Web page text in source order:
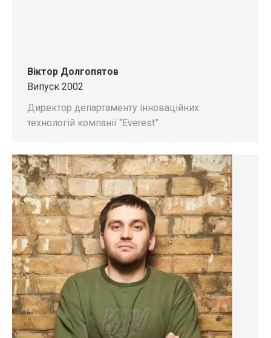
Віктор Долгопятов
Випуск 2002
Директор департаменту інноваційних
технологій компанії “Everest”